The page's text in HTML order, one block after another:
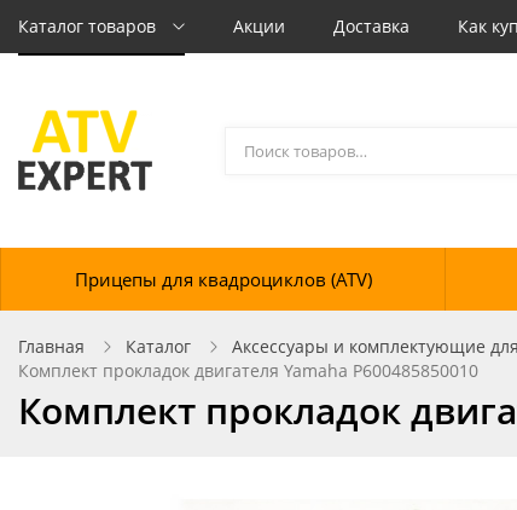
Каталог товаров Акции Доставка Как
Прицепы для квадроциклов (ATV)
Главная Каталог Аксессуары и комплектующие
Комплект прокладок двигателя Yamaha P600485850010
Комплект прокладок